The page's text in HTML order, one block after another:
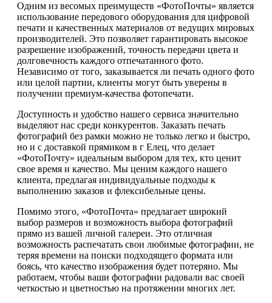
Одним из весомых преимуществ «ФотоПочты» является
использование передового оборудования для цифровой
печати и качественных материалов от ведущих мировых
производителей. Это позволяет гарантировать высокое
разрешение изображений, точность передачи цвета и
долговечность каждого отпечатанного фото.
Независимо от того, заказывается ли печать одного фото
или целой партии, клиенты могут быть уверены в
получении премиум-качества фотопечати.
Доступность и удобство нашего сервиса значительно
выделяют нас среди конкурентов. Заказать печать
фотографий без рамки можно не только легко и быстро,
но и с доставкой прямиком в г Елец, что делает
«ФотоПочту» идеальным выбором для тех, кто ценит
свое время и качество. Мы ценим каждого нашего
клиента, предлагая индивидуальные подходы к
выполнению заказов и флексибельные цены.
Помимо этого, «ФотоПочта» предлагает широкий
выбор размеров и возможность выбора фотографий
прямо из вашей личной галереи. Это отличная
возможность распечатать свои любимые фотографии, не
теряя времени на поиски подходящего формата или
боясь, что качество изображения будет потеряно. Мы
работаем, чтобы ваши фотографии радовали вас своей
четкостью и цветностью на протяжении многих лет.